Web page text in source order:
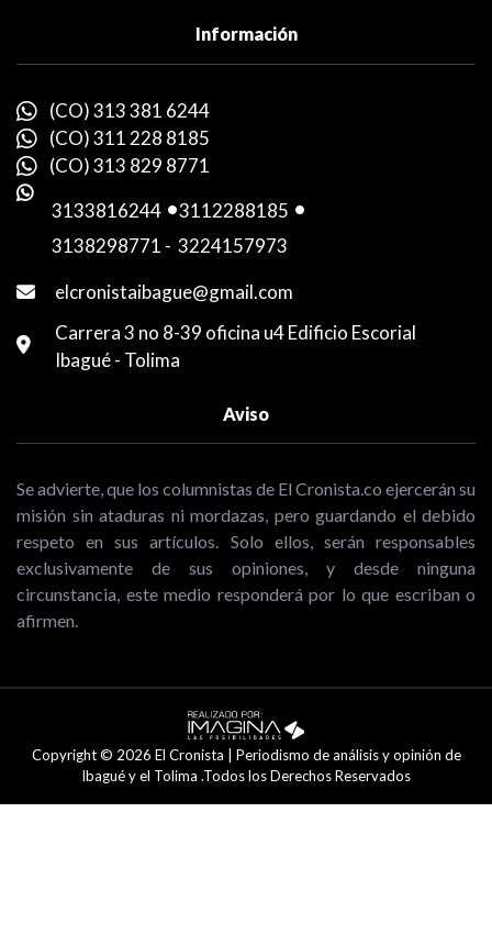
Información
(CO) 313 381 6244
(CO) 311 228 8185
(CO) 313 829 8771
3133816244 -3112288185 -
3138298771 - 3224157973
elcronistaibague@gmail.com
Carrera 3 no 8-39 oficina u4 Edificio Escorial
Ibagué - Tolima
Aviso
Se advierte, que los columnistas de El Cronista.co ejercerán su
misión sin ataduras ni mordazas, pero guardando el debido
respeto en sus artículos. Solo ellos, serán responsables
exclusivamente de sus opiniones, y desde ninguna
circunstancia, este medio responderá por lo que escriban o
afirmen.
Copyright © 2026 El Cronista | Periodismo de análisis y opinión de
Ibagué y el Tolima .Todos los Derechos Reservados